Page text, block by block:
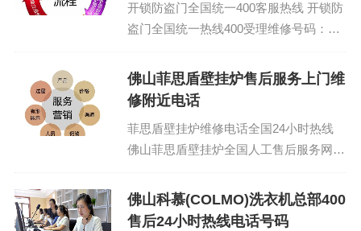
开锁防盗门全国统一400客服热线 开锁防
盗门全国统一热线400受理维修号码：
开...
佛山菲思盾壁挂炉售后服务上门维
修附近电话
菲思盾壁挂炉维修电话全国24小时热线
佛山菲思盾壁挂炉全国人工售后服务网点
示：即可拨打）...
佛山科慕(COLMO)洗衣机总部400
售后24小时热线电话号码